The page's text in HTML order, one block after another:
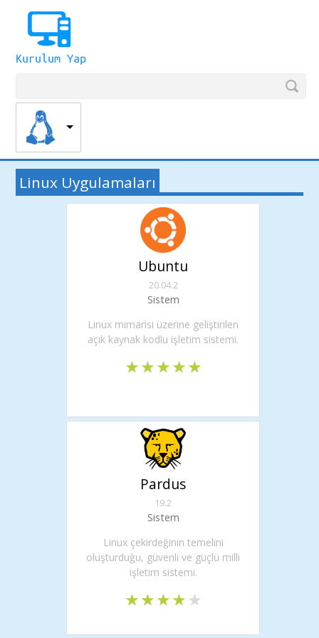
Linux Uygulamaları
Ubuntu
20.04.2
Sistem
Linux mimarisi üzerine geliştirilen
açık kaynak kodlu işletim sistemi.
Pardus
19.2
Sistem
Linux çekirdeğinin temelini
oluşturduğu, güvenli ve güçlü milli
işletim sistemi.